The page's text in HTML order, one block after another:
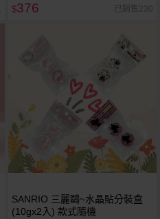
$376 已銷售230
SANRIO 三麗鷗~水晶貼分裝盒
(10gx2入) 款式隨機